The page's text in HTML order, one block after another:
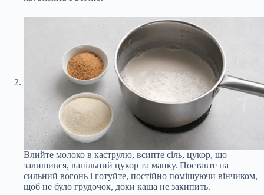
Влийте молоко в каструлю, всипте сіль, цукор, що
залишився, ванільний цукор та манку. Поставте на
сильний вогонь і готуйте, постійно помішуючи вінчиком,
щоб не було грудочок, доки каша не закипить.